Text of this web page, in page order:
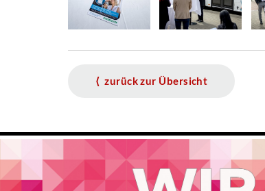
⟨ zurück zur Übersicht